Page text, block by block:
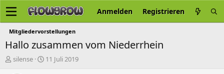
Anmelden Registrieren
Mitgliedervorstellungen
Hallo zusammen vom Niederrhein
E
silense
E11 Juli 2019